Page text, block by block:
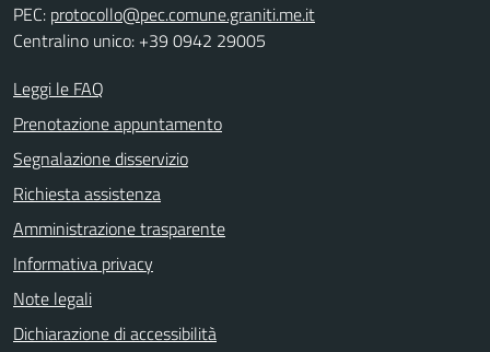
PEC: protocollo@pec.comune.graniti.me.it
Centralino unico: +39 0942 29005
Leggi le FAQ
Prenotazione appuntamento
Segnalazione disservizio
Richiesta assistenza
Amministrazione trasparente
Informativa privacy
Note legali
Dichiarazione di accessibilità